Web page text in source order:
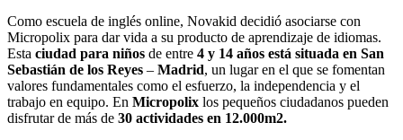
Como escuela de inglés online, Novakid decidió asociarse con
Micropolix para dar vida a su producto de aprendizaje de idiomas.
Esta ciudad para niños de entre 4 y 14 años está situada en San
Sebastián de los Reyes – Madrid, un lugar en el que se fomentan
valores fundamentales como el esfuerzo, la independencia y el
trabajo en equipo. En Micropolix los pequeños ciudadanos pueden
disfrutar de más de 30 actividades en 12.000m2.